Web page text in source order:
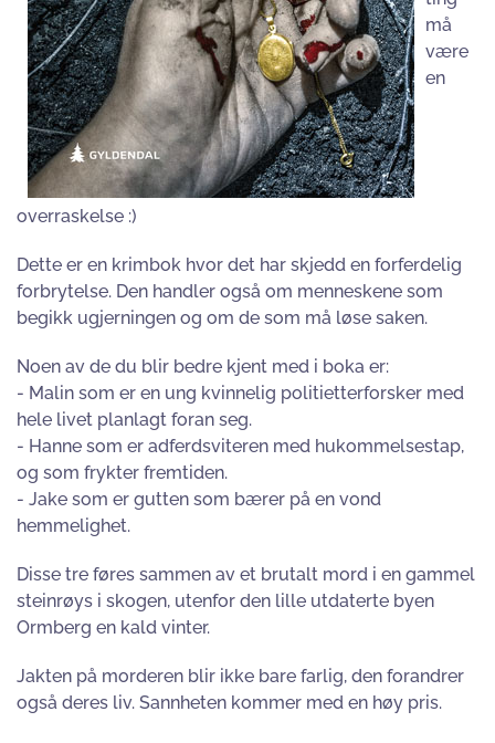
må
være
en
overraskelse :)
Dette er en krimbok hvor det har skjedd en forferdelig
forbrytelse. Den handler også om menneskene som
begikk ugjerningen og om de som må løse saken.
Noen av de du blir bedre kjent med i boka er:
- Malin som er en ung kvinnelig politietterforsker med
hele livet planlagt foran seg.
- Hanne som er adferdsviteren med hukommelsestap,
og som frykter fremtiden.
- Jake som er gutten som bærer på en vond
hemmelighet.
Disse tre føres sammen av et brutalt mord i en gammel
steinrøys i skogen, utenfor den lille utdaterte byen
Ormberg en kald vinter.
Jakten på morderen blir ikke bare farlig, den forandrer
også deres liv. Sannheten kommer med en høy pris.